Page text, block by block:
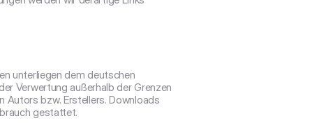
unterliegen dem deutschen
Verwertung außerhalb der Grenzen
Autors bzw. Erstellers. Downloads
gestattet.